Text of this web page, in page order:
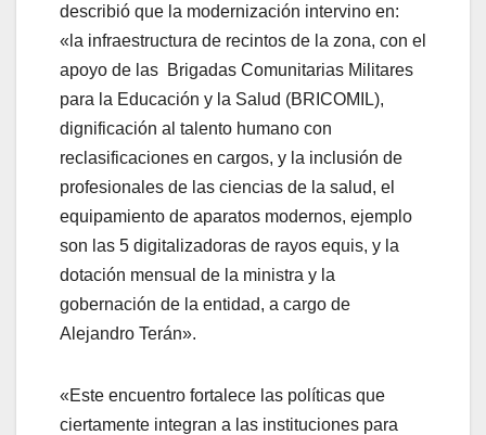
describió que la modernización intervino en:
«la infraestructura de recintos de la zona, con el
apoyo de las Brigadas Comunitarias Militares
para la Educación y la Salud (BRICOMIL),
dignificación al talento humano con
reclasificaciones en cargos, y la inclusión de
profesionales de las ciencias de la salud, el
equipamiento de aparatos modernos, ejemplo
son las 5 digitalizadoras de rayos equis, y la
dotación mensual de la ministra y la
gobernación de la entidad, a cargo de
Alejandro Terán».
«Este encuentro fortalece las políticas que
ciertamente integran a las instituciones para